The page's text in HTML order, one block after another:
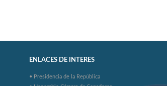
ENLACES DE INTERES
• Presidencia de la República